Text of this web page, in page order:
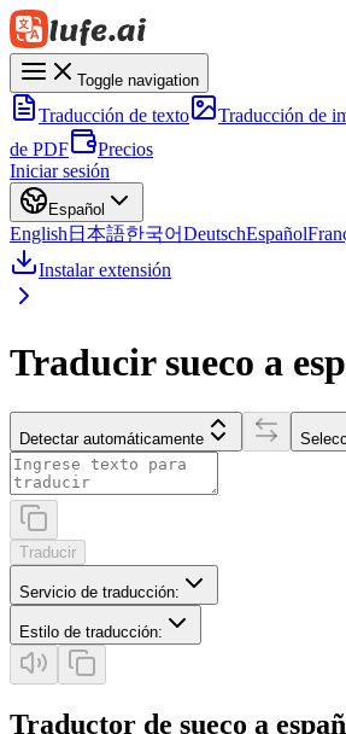
Toggle navigation
Traducción de texto Traducción de
de PDF
Precios
Iniciar sesión
Español
English 日本語한국어DeutschEspañol
Instalar extensión
Traducir sueco a
Detectar automáticamente
Traducir
Servicio de traducción:
Estilo de traducción:
Traductor de sueco a